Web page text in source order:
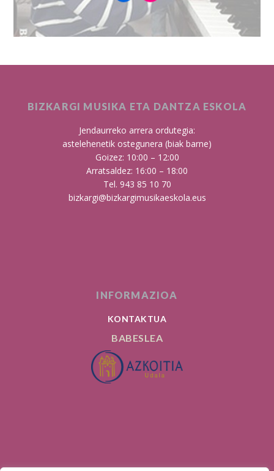
BIZKARGI MUSIKA ETA DANTZA ESKOLA
Jendaurreko arrera ordutegia:
astelehenetik ostegunera (biak barne)
Goizez: 10:00 – 12:00
Arratsaldez: 16:00 – 18:00
Tel. 943 85 10 70
bizkargi@bizkargimusikaeskola.eus
INFORMAZIOA
KONTAKTUA
BABESLEA